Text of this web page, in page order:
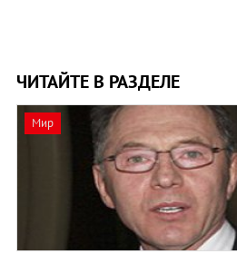
ЧИТАЙТЕ В РАЗДЕЛЕ
Мир